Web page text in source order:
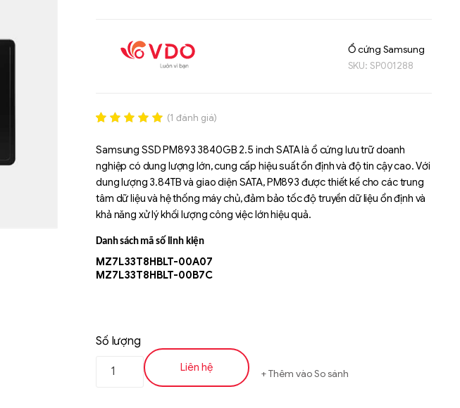
Ổ cứng Samsung
SKU: SP001288
out of 5
based on
đánh giá
(1 đánh giá)
Samsung SSD PM893 3840GB 2.5 inch SATA là ổ cứng lưu trữ doanh
nghiệp có dung lượng lớn, cung cấp hiệu suất ổn định và độ tin cậy cao. Với
dung lượng 3.84TB và giao diện SATA, PM893 được thiết kế cho các trung
tâm dữ liệu và hệ thống máy chủ, đảm bảo tốc độ truyền dữ liệu ổn định và
khả năng xử lý khối lượng công việc lớn hiệu quả.
Danh sách mã số linh kiện
MZ7L33T8HBLT-00A07
MZ7L33T8HBLT-00B7C
Số lượng
Liên hệ Thêm vào So sánh
Tab X8
Liên hệ
Bộ khung máy chủ
W332-Z00